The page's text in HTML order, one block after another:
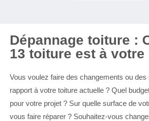
Dépannage toiture :
13 toiture est à
Vous voulez faire des changements ou des
rapport à votre toiture actuelle ? Quel
pour votre projet ? Sur quelle surface de
vous faire réparer ? Souhaitez-vous